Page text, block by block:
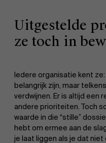
Uitgestelde
ze toch in
Iedere organisatie kent
belangrijk zijn, maar
verdwijnen. Er is altijd een
andere prioriteiten. Toch
waarde in die “stille”
hebt om ermee aan de
je laat liggen als je dat niet